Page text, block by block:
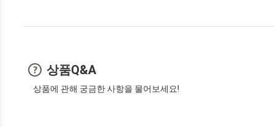
상품Q&A
상품에 관해 궁금한 사항을 물어보세요!